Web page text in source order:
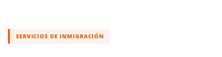
SERVICIOS DE INMIGRACIÓN